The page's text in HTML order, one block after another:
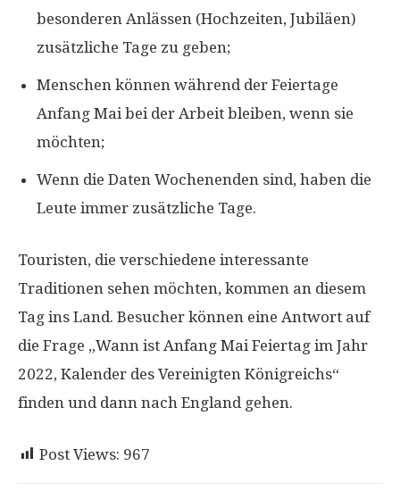
besonderen Anlässen (Hochzeiten, Jubiläen)
zusätzliche Tage zu geben;
Menschen können während der Feiertage
Anfang Mai bei der Arbeit bleiben, wenn sie
möchten;
Wenn die Daten Wochenenden sind, haben die
Leute immer zusätzliche Tage.
Touristen, die verschiedene interessante
Traditionen sehen möchten, kommen an diesem
Tag ins Land. Besucher können eine Antwort auf
die Frage „Wann ist Anfang Mai Feiertag im Jahr
2022, Kalender des Vereinigten Königreichs“
finden und dann nach England gehen.
Post Views: 967